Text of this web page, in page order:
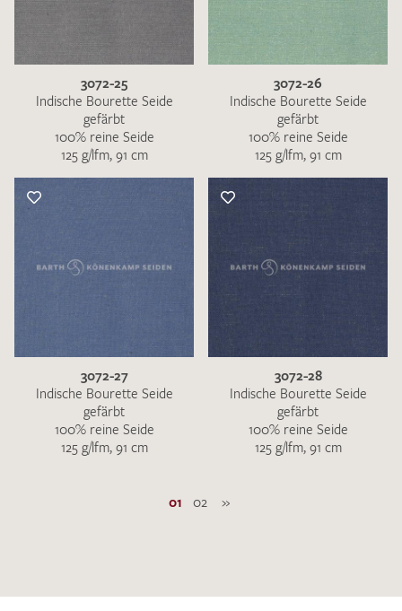
3072-25
Indische Bourette Seide
gefärbt
100% reine Seide
125 g/lfm, 91 cm
3072-26
Indische Bourette Seide
gefärbt
100% reine Seide
125 g/lfm, 91 cm
3072-27
Indische Bourette Seide
gefärbt
100% reine Seide
125 g/lfm, 91 cm
3072-28
Indische Bourette Seide
gefärbt
100% reine Seide
125 g/lfm, 91 cm
01 02 »